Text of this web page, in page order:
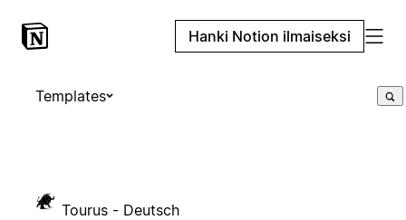
Hanki Notion ilmaiseksi
Templates
Tourus - Deutsch